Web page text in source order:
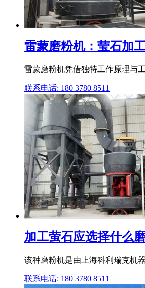
雷蒙磨粉机：莹石加
雷蒙磨粉机凭借独特工作原理与
联系电话: 180 3780 8511
加工萤石应选择什么
该种磨粉机是由上海科利瑞克机
联系电话: 180 3780 8511